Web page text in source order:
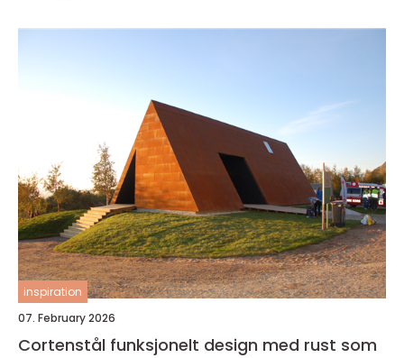
inspiration
07. February 2026
Cortenstål funksjonelt design med rust som